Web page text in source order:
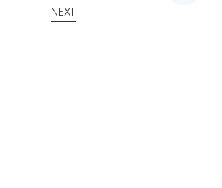
NEXT